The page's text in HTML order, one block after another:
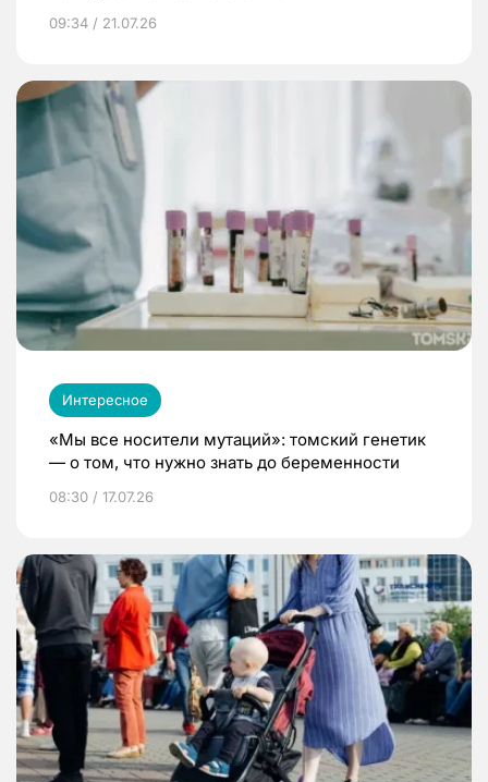
09:34 / 21.07.26
Интересное
«Мы все носители мутаций»: томский генетик
— о том, что нужно знать до беременности
08:30 / 17.07.26